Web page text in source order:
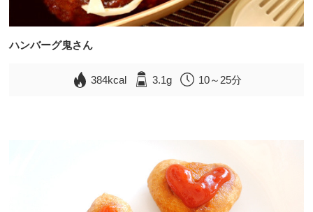
ハンバーグ鬼さん
384kcal 3.1g 10～25分